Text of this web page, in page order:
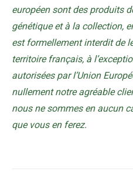
européen sont des produits
génétique et à la collection,
est formellement interdit de
territoire français, à
autorisées par l’Union
nullement notre agréable
nous ne sommes en aucun
que vous en ferez.